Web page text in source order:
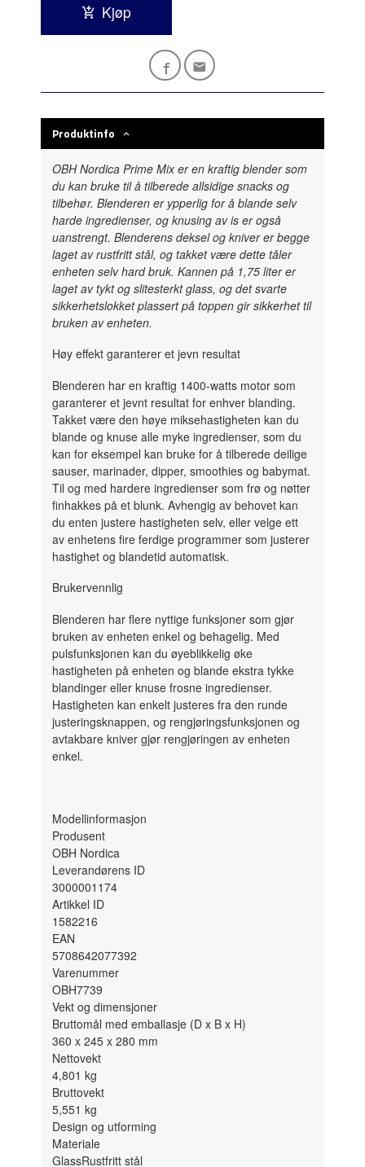
Kjøp
Produktinfo
OBH Nordica Prime Mix er en kraftig blender som
du kan bruke til å tilberede allsidige snacks og
tilbehør. Blenderen er ypperlig for å blande selv
harde ingredienser, og knusing av is er også
uanstrengt. Blenderens deksel og kniver er begge
laget av rustfritt stål, og takket være dette tåler
enheten selv hard bruk. Kannen på 1,75 liter er
laget av tykt og slitesterkt glass, og det svarte
sikkerhetslokket plassert på toppen gir sikkerhet til
bruken av enheten.
Høy effekt garanterer et jevn resultat
Blenderen har en kraftig 1400-watts motor som
garanterer et jevnt resultat for enhver blanding.
Takket være den høye miksehastigheten kan du
blande og knuse alle myke ingredienser, som du
kan for eksempel kan bruke for å tilberede deilige
sauser, marinader, dipper, smoothies og babymat.
Til og med hardere ingredienser som frø og nøtter
finhakkes på et blunk. Avhengig av behovet kan
du enten justere hastigheten selv, eller velge ett
av enhetens fire ferdige programmer som justerer
hastighet og blandetid automatisk.
Brukervennlig
Blenderen har flere nyttige funksjoner som gjør
bruken av enheten enkel og behagelig. Med
pulsfunksjonen kan du øyeblikkelig øke
hastigheten på enheten og blande ekstra tykke
blandinger eller knuse frosne ingredienser.
Hastigheten kan enkelt justeres fra den runde
justeringsknappen, og rengjøringsfunksjonen og
avtakbare kniver gjør rengjøringen av enheten
enkel.
Modellinformasjon
Produsent
OBH Nordica
Leverandørens ID
3000001174
Artikkel ID
1582216
EAN
5708642077392
Varenummer
OBH7739
Vekt og dimensjoner
Bruttomål med emballasje (D x B x H)
360 x 245 x 280 mm
Nettovekt
4,801kg
Bruttovekt
5,551kg
Design og utforming
Materiale
GlassRustfritt stål